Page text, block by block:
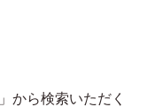
から検索いただく